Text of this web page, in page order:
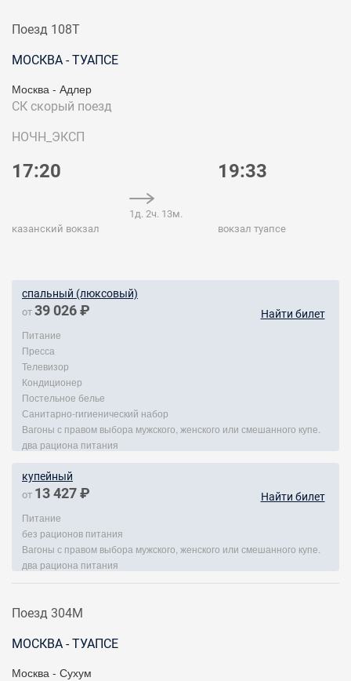
Поезд 108Т
МОСКВА - ТУАПСЕ
Москва - Адлер
СК скорый поезд
НОЧН_ЭКСП
17:20
казанский вокзал
1д. 2ч. 13м.
19:33
вокзал туапсе
спальный (люксовый)
от 39 026 ₽ Найти билет
Питание
Пресса
Телевизор
Кондиционер
Постельное белье
Санитарно-гигиенический набор
Вагоны с правом выбора мужского, женского или смешанного купе.
два рациона питания
купейный
от 13 427 ₽ Найти билет
Питание
без рационов питания
Вагоны с правом выбора мужского, женского или смешанного купе.
два рациона питания
Поезд 304М
МОСКВА - ТУАПСЕ
Москва - Сухум